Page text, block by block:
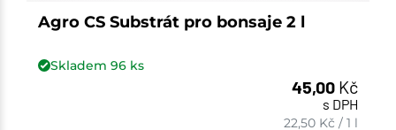
Agro CS Substrát pro bonsaje 2 l
Skladem 96ks
45,00 Kč
s DPH
22,50 Kč /1 l